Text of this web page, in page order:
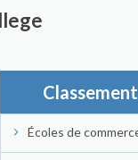
Écoles de